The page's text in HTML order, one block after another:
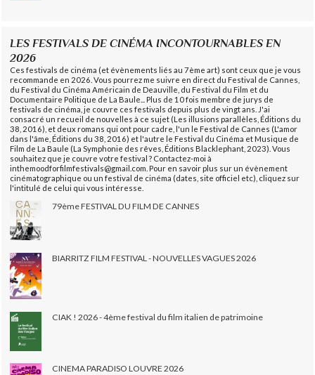
LES FESTIVALS DE CINÉMA INCONTOURNABLES EN
2026
Ces festivals de cinéma (et évènements liés au 7ème art) sont ceux que je vous
recommande en 2026. Vous pourrez me suivre en direct du Festival de Cannes,
du Festival du Cinéma Américain de Deauville, du Festival du Film et du
Documentaire Politique de La Baule... Plus de 10 fois membre de jurys de
festivals de cinéma, je couvre ces festivals depuis plus de vingt ans. J'ai
consacré un recueil de nouvelles à ce sujet (Les illusions parallèles, Éditions du
38, 2016), et deux romans qui ont pour cadre, l'un le Festival de Cannes (L'amor
dans l'âme, Éditions du 38, 2016) et l'autre le Festival du Cinéma et Musique de
Film de La Baule (La Symphonie des rêves, Éditions Blacklephant, 2023). Vous
souhaitez que je couvre votre festival ? Contactez-moi à
inthemoodforfilmfestivals@gmail.com. Pour en savoir plus sur un évènement
cinématographique ou un festival de cinéma (dates, site officiel etc), cliquez sur
l'intitulé de celui qui vous intéresse.
79ème FESTIVAL DU FILM DE CANNES
BIARRITZ FILM FESTIVAL - NOUVELLES VAGUES 2026
CIAK ! 2026 - 4ème festival du film italien de patrimoine
CINEMA PARADISO LOUVRE 2026